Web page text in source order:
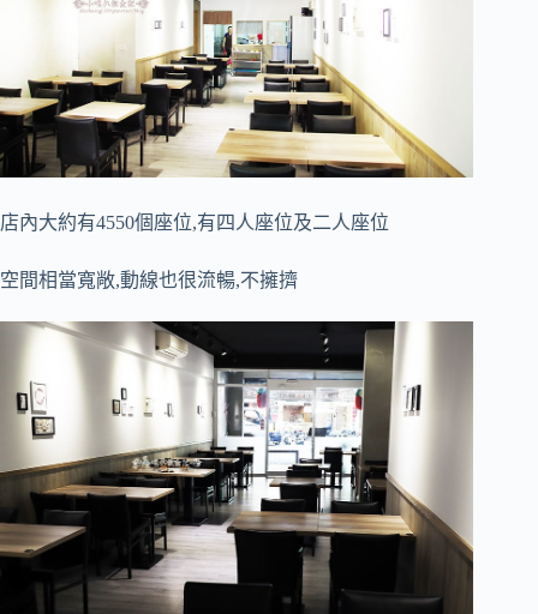
店內大約有4550個座位,有四人座位及二人座位
空間相當寬敞,動線也很流暢,不擁擠